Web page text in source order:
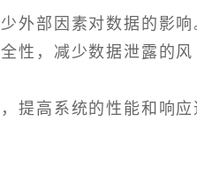
外部因素对数据的影响
性，减少数据泄露的风
提高系统的性能和响应